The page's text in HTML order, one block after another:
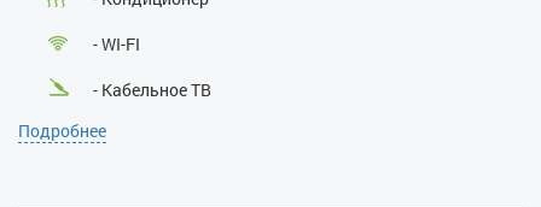
- WI-FI
- Кабельное ТВ
- Лифт
Подробнее